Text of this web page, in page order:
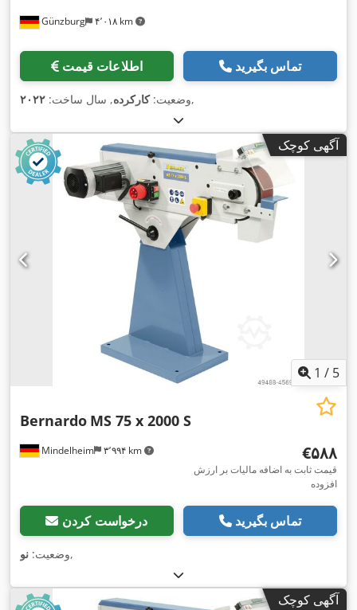
Günzburg ۴٬۰۱۸ km
اطلاعات قیمت تماس بگیرید
وضعیت:کارکرده, سال ساخت: ۲۰۲۲ ,
آگهی کوچک
1 / 5
Mindelheim ۳٬۹۹۴ km
Bernardo MS 75 x 2000 S
‎€۵۸۸
قیمت ثابت به اضافه مالیات بر ارزش
افزوده
درخواست کردن تماس بگیرید
وضعیت: نو ,
آگهی کوچک